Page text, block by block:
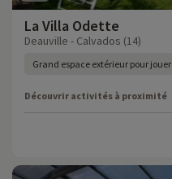
La Villa Odette
Deauville - Calvados (14)
Grand espace extérieur pour jouer
Découvrir activités à proximité